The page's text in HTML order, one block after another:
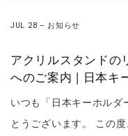
JUL 28 – お知らせ
アクリルスタンドの
へのご案内 | 日本キ
いつも「日本キーホル
とうございます。 この